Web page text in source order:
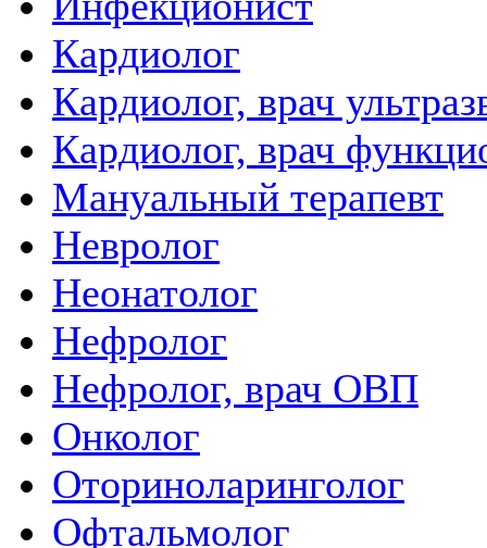
Кардиолог
Кардиолог, врач
Кардиолог, врач
Мануальный терапевт
Невролог
Неонатолог
Нефролог
Нефролог, врач ОВП
Онколог
Оториноларинголог
Офтальмолог